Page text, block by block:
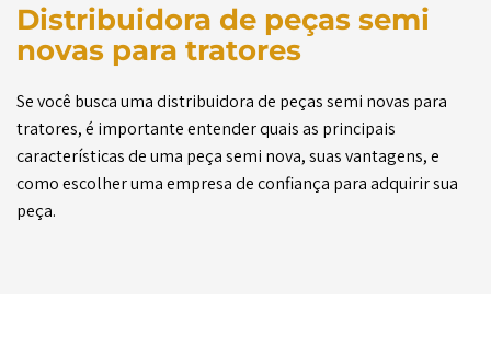
Distribuidora de peças semi
novas para tratores
Se você busca uma distribuidora de peças semi novas para
tratores, é importante entender quais as principais
características de uma peça semi nova, suas vantagens, e
como escolher uma empresa de confiança para adquirir sua
peça.